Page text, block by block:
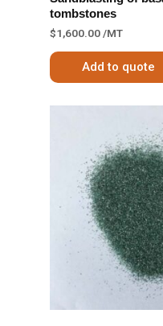
tombstones
$1,600.00/MT
Add to quote